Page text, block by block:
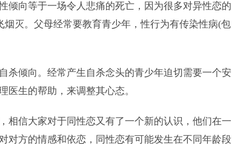
向等于一场令人悲痛的死亡，因为很多对异性恋的
灭。父母经常要教育青少年，性行为有传染性病(包
倾向。经常产生自杀念头的青少年迫切需要一个安
医生的帮助，来调整其心态。
信大家对于同性恋又有了一个新的认识，他们在一
对方的情感和依恋，同性恋有可能发生在不同年龄段